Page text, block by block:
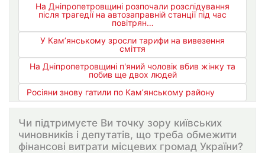
На Дніпропетровщині розпочали розслідування
після трагедії на автозаправній станції під час
повітрян…
У Кам’янському зросли тарифи на вивезення
сміття
На Дніпропетровщині п'яний чоловік вбив жінку та
побив ще двох людей
Росіяни знову гатили по Кам’янському району
Чи підтримуєте Ви точку зору київських
чиновників і депутатів, що треба обмежити
фінансові витрати місцевих громад України?